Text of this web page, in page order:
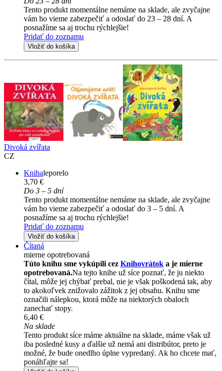
Tento produkt momentálne nemáme na sklade, ale zvyčajne
vám ho vieme zabezpečiť a odoslať do 23 – 28 dní. A
posnažíme sa aj trochu rýchlejšie!
Pridať do zoznamu
Vložiť do košíka
Divoká zvířata
CZ
Knihaleporelo
3,70 €
Do 3 – 5 dní
Tento produkt momentálne nemáme na sklade, ale zvyčajne
vám ho vieme zabezpečiť a odoslať do 3 – 5 dní. A
posnažíme sa aj trochu rýchlejšie!
Pridať do zoznamu
Vložiť do košíka
Čítaná
mierne opotrebovaná
Túto knihu sme vykúpili cez Knihovrátok a je mierne
opotrebovaná.Na tejto knihe už síce poznať, že ju niekto
čítal, môže jej chýbať prebal, nie je však poškodená tak, aby
to akokoľvek znižovalo zážitok z jej obsahu. Knihu sme
označili nálepkou, ktorá môže na niektorých obaloch
zanechať stopy.
6,40 €
Na sklade
Tento produkt síce máme aktuálne na sklade, máme však už
iba posledné kusy a ďalšie už nemá ani distribútor, preto je
možné, že bude onedlho úplne vypredaný. Ak ho chcete mať,
ponáhľajte sa!